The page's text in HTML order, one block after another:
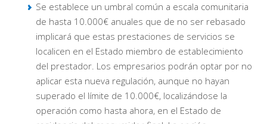
Se establece un umbral común a escala comunitaria
de hasta 10.000€ anuales que de no ser rebasado
implicará que estas prestaciones de servicios se
localicen en el Estado miembro de establecimiento
del prestador. Los empresarios podrán optar por no
aplicar esta nueva regulación, aunque no hayan
superado el límite de 10.000€, localizándose la
operación como hasta ahora, en el Estado de